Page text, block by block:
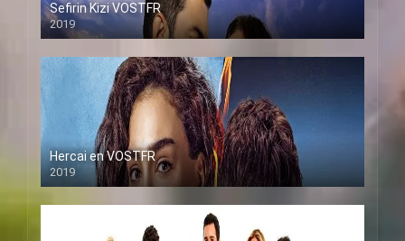
Sefirin Kizi VOSTFR
2019
Hercai en VOSTFR
2019